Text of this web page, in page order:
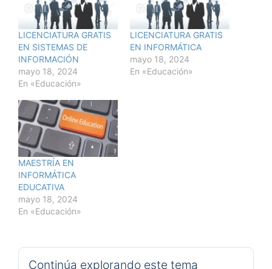
LICENCIATURA GRATIS
EN SISTEMAS DE
INFORMACIÓN
mayo 18, 2024
En «Educación»
LICENCIATURA GRATIS
EN INFORMÁTICA
mayo 18, 2024
En «Educación»
MAESTRÍA EN
INFORMÁTICA
EDUCATIVA
mayo 18, 2024
En «Educación»
Continúa explorando este tema